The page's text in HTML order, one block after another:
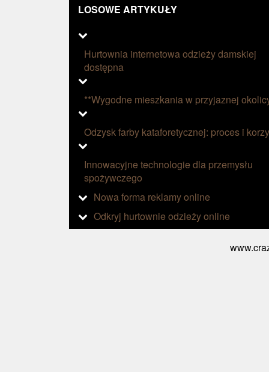
LOSOWE ARTYKUŁY
Hurtownia internetowa odzieży damskiej
dostępna
**Wygodne mieszkania w przyjaznej
Odzysk farby kataforetycznej: proces i
Innowacyjne technologie dla przemysłu
spożywczego
Nowa forma reklamy online
Odkryj hurtownie odzieży online